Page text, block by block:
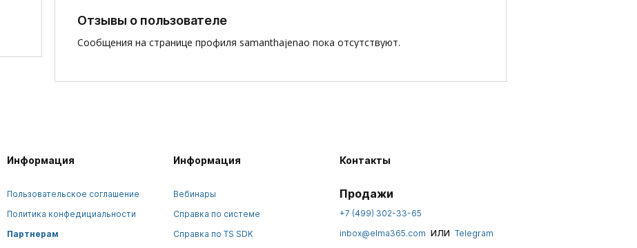
Отзывы о пользователе
Сообщения на странице профиля samanthajenao пока отсутствуют.
Информация
Пользовательское соглашение
Политика конфедициальности
Партнерам
Информация
Вебинары
Справка по системе
Справка по TS SDK
Контакты
Продажи
+7 (499) 302-33-65
inbox@elma365.com или Telegram